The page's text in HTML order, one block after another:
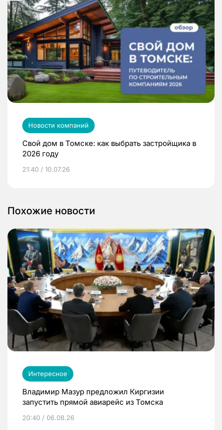
Новости компаний
Свой дом в Томске: как выбрать застройщика в
2026 году
21:40 / 10.07.26
Похожие новости
Интересное
Владимир Мазур предложил Киргизии
запустить прямой авиарейс из Томска
20:40 / 06.08.26